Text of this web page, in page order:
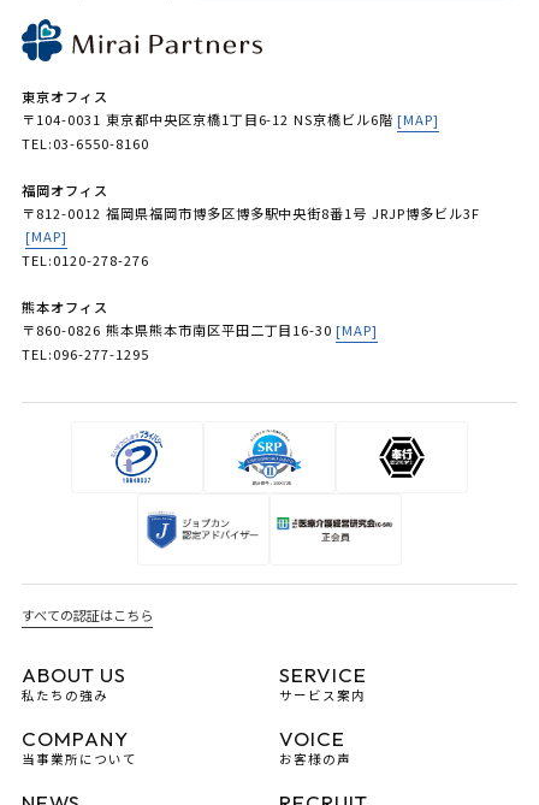
東京オフィス
〒104-0031 東京都中央区京橋1丁目6-12 NS京橋ビル6階 [MAP]
TEL:03-6550-8160
福岡オフィス
〒812-0012 福岡県福岡市博多区博多駅中央街8番1号 JRJP博多ビル3F
[MAP]
TEL:0120-278-276
熊本オフィス
〒860-0826 熊本県熊本市南区平田二丁目16-30 [MAP]
TEL:096-277-1295
すべての認証はこちら
ABOUT US
私たちの強み
SERVICE
サービス案内
COMPANY
当事業所について
VOICE
お客様の声